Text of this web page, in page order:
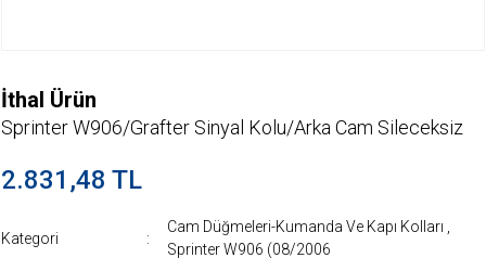
İthal Ürün
Sprinter W906/Grafter Sinyal Kolu/Arka Cam Sileceksiz
2.831,48 TL
Kategori
Cam Düğmeleri-Kumanda Ve Kapı Kolları
Sprinter W906 (08/2006